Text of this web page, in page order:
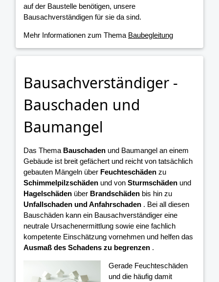
auf der Baustelle benötigen, unsere
Bausachverständigen für sie da sind.
Mehr Informationen zum Thema Baubegleitung
Bausachverständiger -
Bauschaden und
Baumangel
Das Thema Bauschaden und Baumangel an einem
Gebäude ist breit gefächert und reicht von tatsächlich
gebauten Mängeln über Feuchteschäden zu
Schimmelpilzschäden und von Sturmschäden und
Hagelschäden über Brandschäden bis hin zu
Unfallschaden und Anfahrschaden . Bei all diesen
Bauschäden kann ein Bausachverständiger eine
neutrale Ursachenermittlung sowie eine fachlich
kompetente Einschätzung vornehmen und helfen das
Ausmaß des Schadens zu begrenzen .
Gerade Feuchteschäden
und die häufig damit